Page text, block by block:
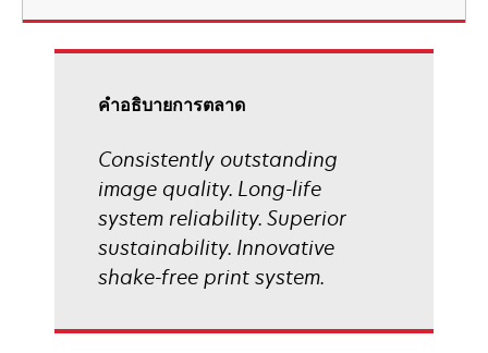
คําอธิบายการตลาด
Consistently outstanding
image quality. Long-life
system reliability. Superior
sustainability. Innovative
shake-free print system.